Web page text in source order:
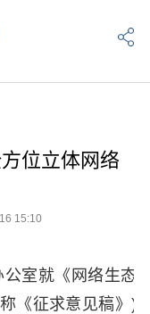
位立体网络
15:10
室就《网络生态
《征求意见稿》)